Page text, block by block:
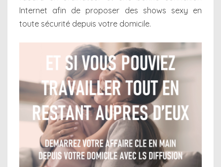
Internet afin de proposer des shows sexy en
toute sécurité depuis votre domicile.